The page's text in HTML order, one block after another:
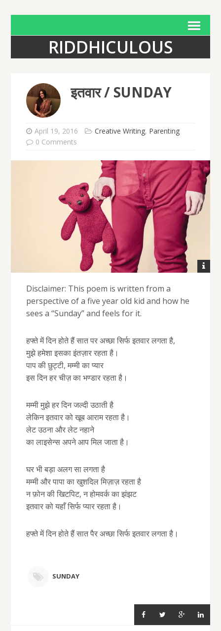
RIDDHICULOUS
इतवार / SUNDAY
April 19, 2016 Creative Writing, Parenting
0 Comments
Disclaimer: This poem is written from a
perspective of a five year old kid and how he
sees a “Sunday” and feels for it.
हफ्ते में दिन होते हैं सात पर अच्छा सिर्फ इतवार लगता है,
मुझे हमेशा इसका इंतज़ार रहता है।
पाप की छुट्टी, मम्मी का प्यार
इस दिन हर चीज़ का भण्डार रहता है।
मम्मी मुझे हर दिन जल्दी उठाती है
लेकिन इतवार को खूब आराम रहता है।
लेट उठना और लेट नहाने
का लाइसेन्स अपने आप मिल जाता है।
घर भी बड़ा अलग सा लगता है
मम्मी और पापा का खुशदिल मिज़ाज़ रहता है
न फ़ोन की खिटपिट, न होमवर्क का झंझट
इतवार को यहाँ सिर्फ प्यार रहता है।
हफ्ते में दिन होते हैं सात पैर अच्छा सिर्फ इतवार लगता है।
SUNDAY